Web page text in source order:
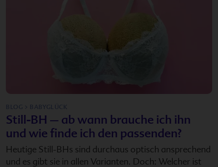
BLOG > BABYGLÜCK
Still-BH – ab wann brauche ich ihn
und wie finde ich den passenden?
Heutige Still-BHs sind durchaus optisch ansprechend
und es gibt sie in allen Varianten. Doch: Welcher ist